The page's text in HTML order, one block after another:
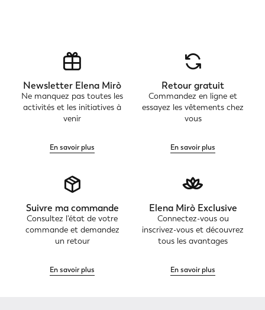
Newsletter Elena Mirò
Ne manquez pas toutes les
activités et les initiatives à
venir
En savoir plus
Retour gratuit
Commandez en ligne et
essayez les vêtements chez
vous
En savoir plus
Suivre ma commande
Consultez l'état de votre
commande et demandez
un retour
En savoir plus
Elena Mirò Exclusive
Connectez-vous ou
inscrivez-vous et découvrez
tous les avantages
En savoir plus